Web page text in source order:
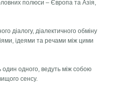
полюси – Європа та Азія,
діалогу, діалектичного обміну
ідеями та речами між цими
одного, ведуть між собою
сенсу.